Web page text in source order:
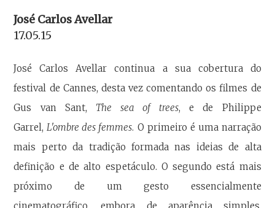
José Carlos Avellar
17.05.15
José Carlos Avellar continua a sua cobertura do
festival de Cannes, desta vez comentando os filmes de
Gus van Sant, The sea of trees, e de Philippe
Garrel,L'ombre des femmes. O primeiro é uma narração
mais perto da tradição formada nas ideias de alta
definição e de alto espetáculo. O segundo está mais
próximo de um gesto essencialmente